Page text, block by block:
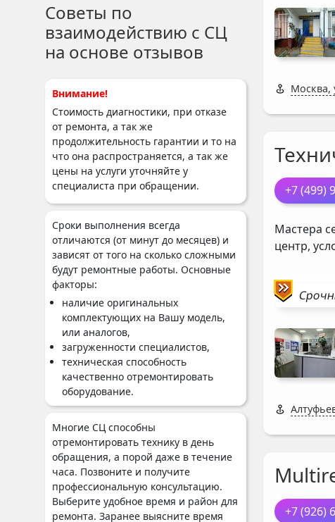
Советы по
взаимодействию с СЦ
на основе отзывов
Внимание!
Стоимость диагностики, при отказе
от ремонта, а так же
продолжительность гарантии и то на
что она распространяется, а так же
цены на услуги уточняйте у
специалиста при обращении.
Сроки выполнения всегда
отличаются (от минут до месяцев) и
зависят от того на сколько сложными
будут ремонтные работы. Основные
факторы:
наличие оригинальных
комплектующих на Вашу модель,
или аналогов,
загруженности специалистов,
техническая способность
качественно отремонтировать
оборудование.
Многие СЦ способны
отремонтировать технику в день
обращения, а порой даже в течение
часа. Позвоните и получите
профессиональную консультацию.
Выберите удобное время и район для
ремонта. Заранее выясните время
Москва,
+7 (499)
Мастера
центр,
+7 (926)